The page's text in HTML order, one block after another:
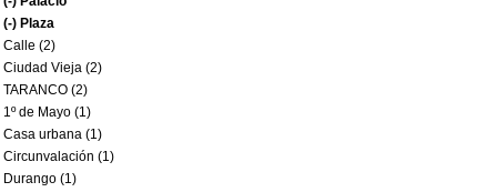
(-) Plaza
Calle (2)
Ciudad Vieja (2)
TARANCO (2)
1º de Mayo (1)
Casa urbana (1)
Circunvalación (1)
Durango (1)